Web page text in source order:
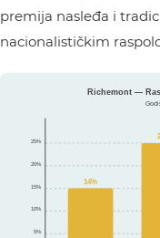
premija nasleđa i
nacionalističkim